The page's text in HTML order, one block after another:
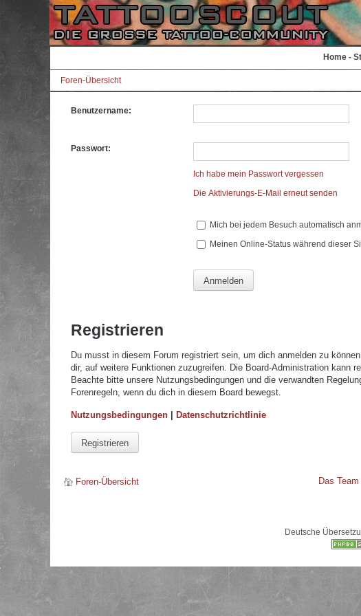
Home -
Foren-Übersicht
Benutzername:
Passwort:
Ich habe mein Passwort vergessen
Die Aktivierungs-E-Mail erneut senden
Mich bei jedem Besuch automatisch
Meinen Online-Status während dieser
Registrieren
Du musst in diesem Forum registriert sein, um dich anmelden zu
dir, auf weitere Funktionen zuzugreifen. Die Board-Administration kann
Beachte bitte unsere Nutzungsbedingungen und die verwandten
Forenregeln, wenn du dich in diesem Board bewegst.
Nutzungsbedingungen | Datenschutzrichtlinie
Registrieren
Foren-Übersicht Das Team
Deutsche